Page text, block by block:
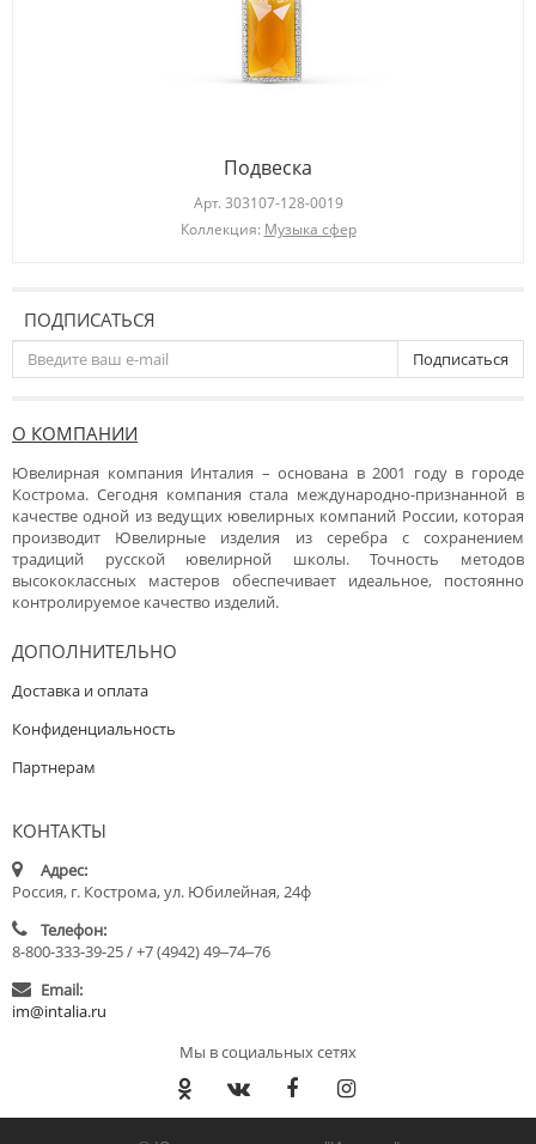
Подвеска
Арт. 303107-128-0019
Коллекция: Музыка сфер
ПОДПИСАТЬСЯ
Подписаться
О КОМПАНИИ
Ювелирная компания Инталия – основана в 2001 году в городе
Кострома. Сегодня компания стала международно-признанной в
качестве одной из ведущих ювелирных компаний России, которая
производит Ювелирные изделия из серебра с сохранением
традиций русской ювелирной школы. Точность методов
высококлассных мастеров обеспечивает идеальное, постоянно
контролируемое качество изделий.
ДОПОЛНИТЕЛЬНО
Доставка и оплата
Конфиденциальность
Партнерам
КОНТАКТЫ
Адрес:
Россия, г. Кострома, ул. Юбилейная, 24ф
Телефон:
8-800-333-39-25 / +7 (4942) 49‒74‒76
Email:
im@intalia.ru
Мы в социальных сетях